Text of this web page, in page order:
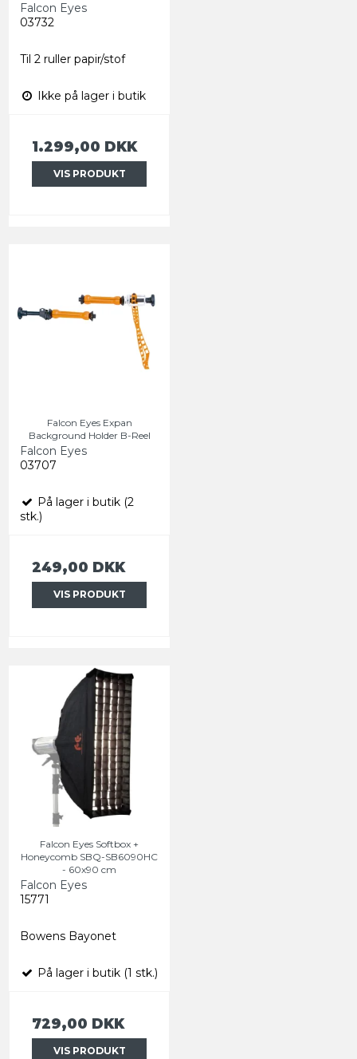
Falcon Eyes
03732
Til 2 ruller papir/stof
Ikke på lager i butik
1.299,00 DKK
VIS PRODUKT
Falcon Eyes Expan
Background Holder B-Reel
Falcon Eyes
03707
På lager i butik (2
stk.)
249,00 DKK
VIS PRODUKT
Falcon Eyes Softbox +
Honeycomb SBQ-SB6090HC
- 60x90 cm
Falcon Eyes
15771
Bowens Bayonet
På lager i butik (1 stk.)
729,00 DKK
VIS PRODUKT